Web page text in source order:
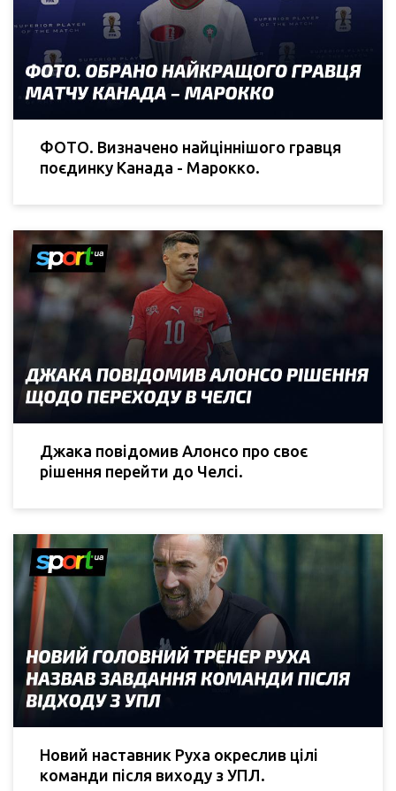
ФОТО. Визначено найціннішого гравця
поєдинку Канада - Марокко.
Джака повідомив Алонсо про своє
рішення перейти до Челсі.
Новий наставник Руха окреслив цілі
команди після виходу з УПЛ.